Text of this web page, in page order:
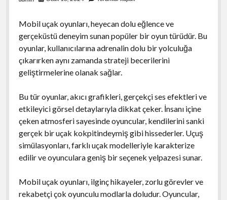
Sayfa Listesi
Mobil uçak oyunları, heyecan dolu eğlence ve
gerçeküstü deneyim sunan popüler bir oyun türüdür. Bu
oyunlar, kullanıcılarına adrenalin dolu bir yolculuğa
çıkarırken aynı zamanda strateji becerilerini
geliştirmelerine olanak sağlar.
Bu tür oyunlar, akıcı grafikleri, gerçekçi ses efektleri ve
etkileyici görsel detaylarıyla dikkat çeker. İnsanı içine
çeken atmosferi sayesinde oyuncular, kendilerini sanki
gerçek bir uçak kokpitindeymiş gibi hissederler. Uçuş
simülasyonları, farklı uçak modelleriyle karakterize
edilir ve oyunculara geniş bir seçenek yelpazesi sunar.
Mobil uçak oyunları, ilginç hikayeler, zorlu görevler ve
rekabetçi çok oyunculu modlarla doludur. Oyuncular,